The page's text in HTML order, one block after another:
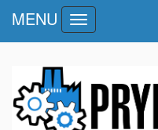
MENU
Toggle
navigation